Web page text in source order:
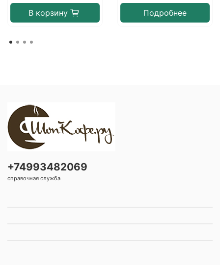
В корзину Подробнее
+74993482069
справочная служба